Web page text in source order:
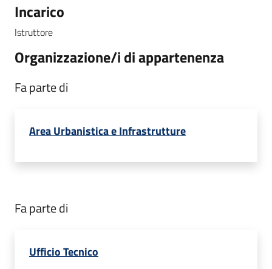
Incarico
Istruttore
Organizzazione/i di appartenenza
Fa parte di
Area Urbanistica e Infrastrutture
Fa parte di
Ufficio Tecnico